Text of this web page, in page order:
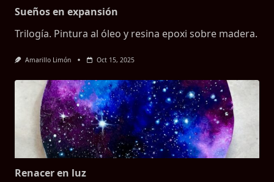
Sueños en expansión
Trilogía. Pintura al óleo y resina epoxi sobre madera.
Amarillo Limón Oct 15, 2025
Renacer en luz